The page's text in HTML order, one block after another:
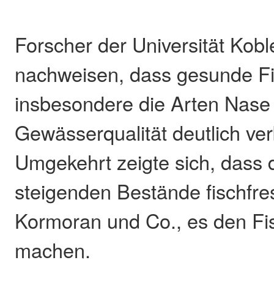
Forscher der Universität
nachweisen, dass gesunde
insbesondere die Arten
Gewässerqualität deutlich
Umgekehrt zeigte sich, dass
steigenden Bestände
Kormoran und Co., es den
machen.